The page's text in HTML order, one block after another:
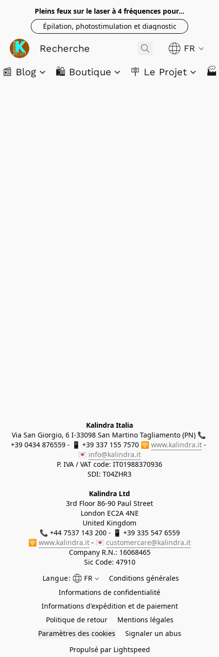
Pleins feux sur le laser à 4 fréquences pour...
Épilation, photostimulation et diagnostic
FR
📰 Blog 🛍️ Boutique 🪧 Le Projet
Kalindra Italia
Via San Giorgio, 6 I-33098 San Martino Tagliamento (PN) 📞
+39 0434 876559 - 📱 +39 337 155 7570 🛜 www.kalindra.it -
💌 info@kalindra.it
P. IVA / VAT code: IT01988370936
SDI: T04ZHR3
Kalindra Ltd
3rd Floor 86-90 Paul Street
London EC2A 4NE
United Kingdom
📞 +44 7537 143 200 - 📱 +39 335 547 6559
🛜 www.kalindra.it - 💌 customercare@kalindra.it
Company R.N.: 16068465
Sic Code: 47910
Langue:
FR
Conditions générales
Informations de confidentialité
Informations d'expédition et de paiement
Politique de retour
Mentions légales
Paramètres des cookies
Signaler un abus
Propulsé par Lightspeed